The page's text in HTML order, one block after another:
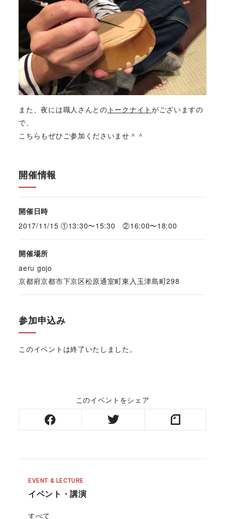
また、夜には職人さんとの トークナイト がございますの
で、
こちらもぜひご参加くださいませ＾＾
開催情報
開催日時
2017/11/15 ①13:30〜15:30 ②16:00〜18:00
開催場所
aeru gojo
京都府京都市下京区松原通室町東入玉津島町298
参加申込み
このイベントは終了いたしました。
このイベントをシェア
EVENT & LECTURE
イベント・講演
すべて